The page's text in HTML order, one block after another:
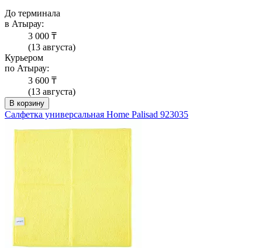
До терминала
в Атырау:
3 000 ₸
(13 августа)
Курьером
по Атырау:
3 600 ₸
(13 августа)
В корзину
Салфетка универсальная Home Palisad 923035